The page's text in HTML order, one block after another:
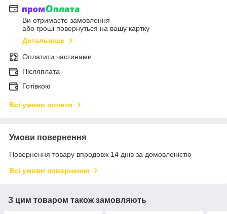
Ви отримаєте замовлення
або гроші повернуться на вашу картку
Детальніше
Оплатити частинами
Післяплата
Готівкою
Всі умови оплати
Умови повернення
Повернення товару впродовж 14 днів за домовленістю
Всі умови повернення
З цим товаром також замовляють